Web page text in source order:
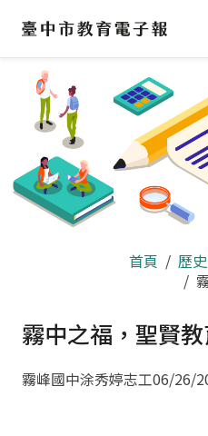
區
首頁 歷
霧中之福，聖賢教
霧峰國中涂秀婷志工06/26/